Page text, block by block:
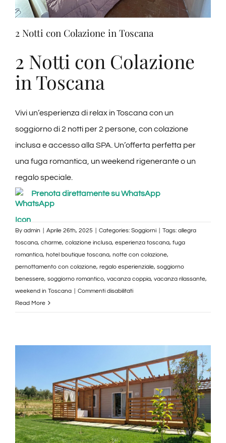
Degustazioni
Wine Tasting
Blog
Contatti
Amazon
Ebay
2 Notti con Colazione in Toscana
2 Notti con Colazione
in Toscana
Vivi un’esperienza di relax in Toscana con un
soggiorno di 2 notti per 2 persone, con colazione
inclusa e accesso alla SPA. Un’offerta perfetta per
una fuga romantica, un weekend rigenerante o un
regalo speciale.
Prenota direttamente su WhatsApp
By admin Aprile 26th, 2025 Categories: Soggiorni Tags: allegra
toscana, charme, colazione inclusa, esperienza toscana, fuga
romantica, hotel boutique toscana, notte con colazione,
pernottamento con colazione, regalo esperienziale, soggiorno
benessere, soggiorno romantico, vacanza coppia, vacanza rilassante,
weekend in Toscana
Commenti disabilitatisu
Notti
Toscana
Read More